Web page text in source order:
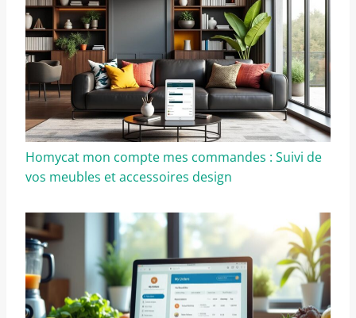
Homycat mon compte mes commandes : Suivi de
vos meubles et accessoires design